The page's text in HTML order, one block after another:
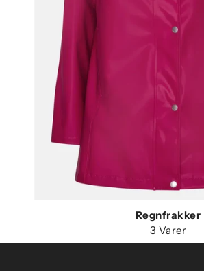
Regnfrakker
3 Varer